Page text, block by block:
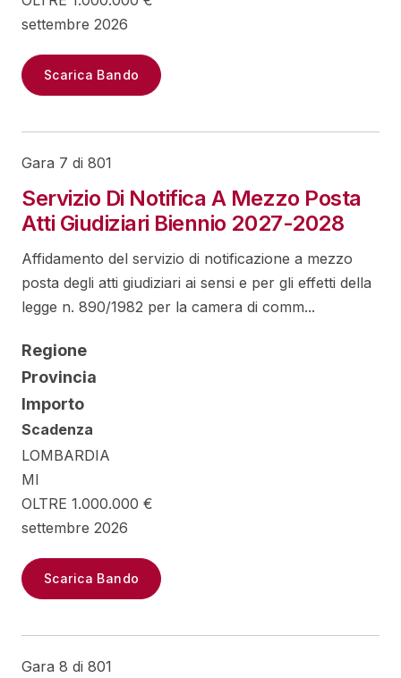
settembre 2026
Scarica Bando
Gara 7 di 801
Servizio Di Notifica A Mezzo Posta
Atti Giudiziari Biennio 2027-2028
Affidamento del servizio di notificazione a mezzo
posta degli atti giudiziari ai sensi e per gli effetti della
legge n. 890/1982 per la camera di comm...
Regione
Provincia
Importo
Scadenza
LOMBARDIA
MI
OLTRE 1.000.000 €
settembre 2026
Scarica Bando
Gara 8 di 801